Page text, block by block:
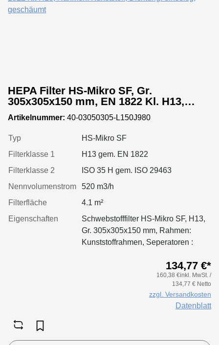
HEPA Filter HS-Mikro SF, Gr.
305x305x150 mm, EN 1822 Kl. H13,
Rahmen: Kunststoff, Dichtung:
einseitig, geschäumt
Artikelnummer: 40-03050305-L150J980
Typ
HS-Mikro SF
Filterklasse 1
H13 gem. EN 1822
Filterklasse 2
ISO 35 H gem. ISO 29463
Nennvolumenstrom
520 m3/h
Filterfläche
4.1 m²
Eigenschaften
Schwebstofffilter HS-Mikro SF, H13,
Gr. 305x305x150 mm, Rahmen:
Kunststoffrahmen, Seperatoren :
Filter: Applikation für größere
Luftmenge, geringeren Druckverlust
134,77 €*
160,38 €inkl. MwSt. /
134,77 € Netto
zzgl. Versandkosten
Datenblatt